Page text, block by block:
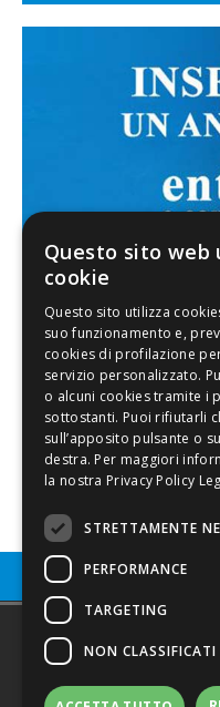
FACEBOOK
Sede legale, Redazione,
Modena S.r.l. via Emilia Est,
Direttore Resp. Giovanni
Questo sito web
cookie
STRETTAMENTE
PERFORMANCE
TARGETING
NON CLASSIFICATI